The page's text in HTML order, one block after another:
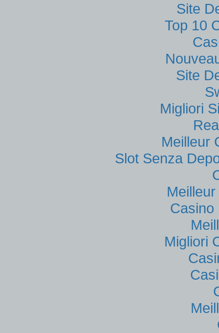
Site
Top 10
Site
Migliori
Meilleur
Slot Senza
Casino
Migliori